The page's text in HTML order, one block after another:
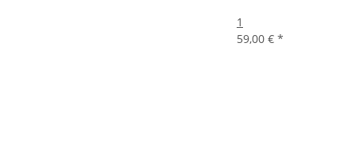
1
59,00 € *